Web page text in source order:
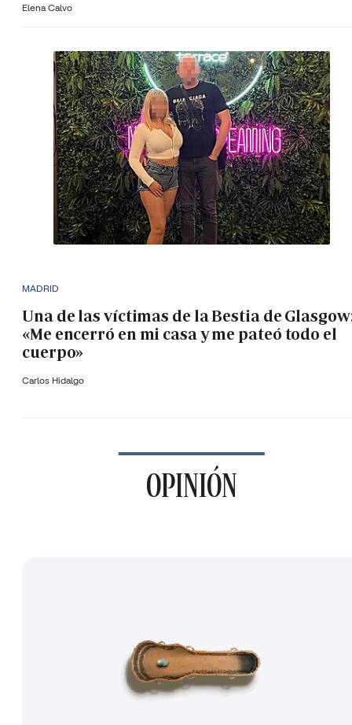
Elena Calvo
MADRID
Una de las víctimas de la Bestia de
«Me encerró en mi casa y me pateó todo el
cuerpo»
Carlos Hidalgo
OPINIÓN